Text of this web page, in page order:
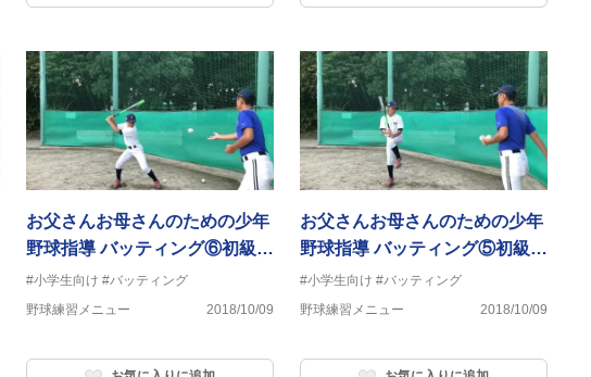
お父さんお母さんのための少年
野球指導 バッティング⑥初級
編 トップを作る練習 体重移
動
#小学生向け #バッティング
野球練習メニュー
2018/10/09
お父さんお母さんのための少年
野球指導 バッティング⑤初級
編 トップを作る練習 膝タッ
チ
#小学生向け #バッティング
野球練習メニュー
2018/10/09